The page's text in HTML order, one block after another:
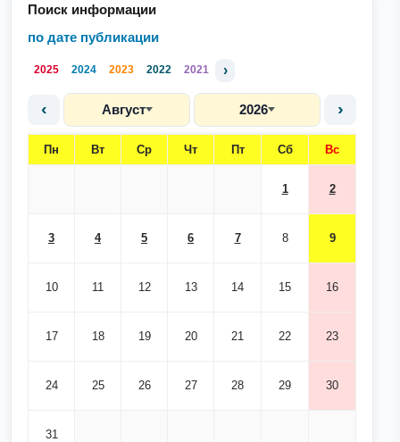
Поиск информации
по дате публикации
2025 2024 2023 2022 2021 ›
‹ Август 2026 ›
Пн Вт Ср Чт Пт Сб Вс
1 2
3 4 5 6 7 8 9
10 11 12 13 14 15 16
17 18 19 20 21 22 23
24 25 26 27 28 29 30
31